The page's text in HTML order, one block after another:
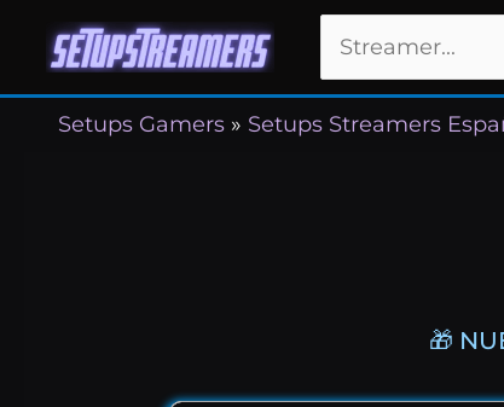
Buscar
por:
Setups Gamers » Setups Streamers
🎁